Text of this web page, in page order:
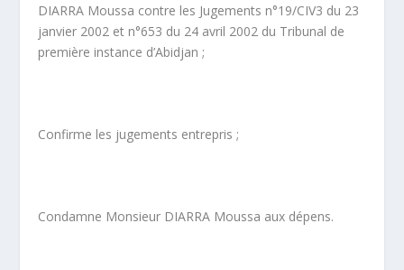
DIARRA Moussa contre les Jugements n°19/CIV3 du 23
janvier 2002 et n°653 du 24 avril 2002 du Tribunal de
première instance d’Abidjan ;
Confirme les jugements entrepris ;
Condamne Monsieur DIARRA Moussa aux dépens.